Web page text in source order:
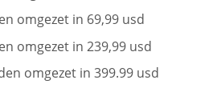
omgezet in 69,99 usd
omgezet in 239,99 usd
omgezet in 399.99 usd